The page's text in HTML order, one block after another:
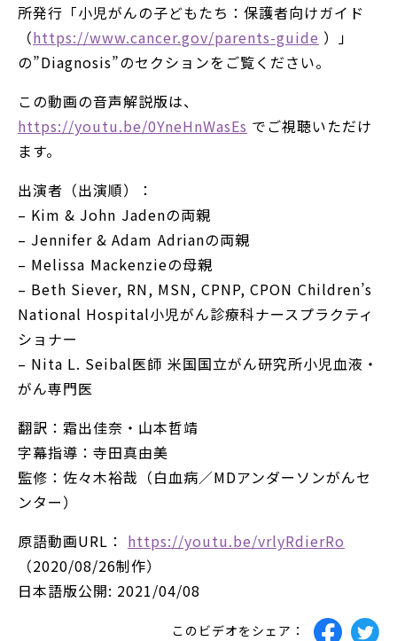
所発行「小児がんの子どもたち：保護者向けガイド
（https://www.cancer.gov/parents-guide ​ ）」
の”Diagnosis”のセクションをご覧ください。
この動画の音声解説版は、
https://youtu.be/0YneHnWasEs ​ でご視聴いただけ
ます。
出演者（出演順）：
– Kim & John―― Jadenの両親
– Jennifer & Adam―― Adrianの両親
– Melissa―― Mackenzieの母親
– Beth Siever, RN, MSN, CPNP, CPON―― Children’s
National Hospital小児がん診療科ナースプラクティ
ショナー
– Nita L. Seibal医師―― 米国国立がん研究所小児血液・
がん専門医
翻訳：霜出佳奈・山本哲靖
字幕指導：寺田真由美
監修：佐々木裕哉（白血病／MDアンダーソンがんセ
ンター）
原語動画URL： https://youtu.be/vrlyRdierRo​
（2020/08/26制作）
日本語版公開: 2021/04/08
このビデオをシェア：